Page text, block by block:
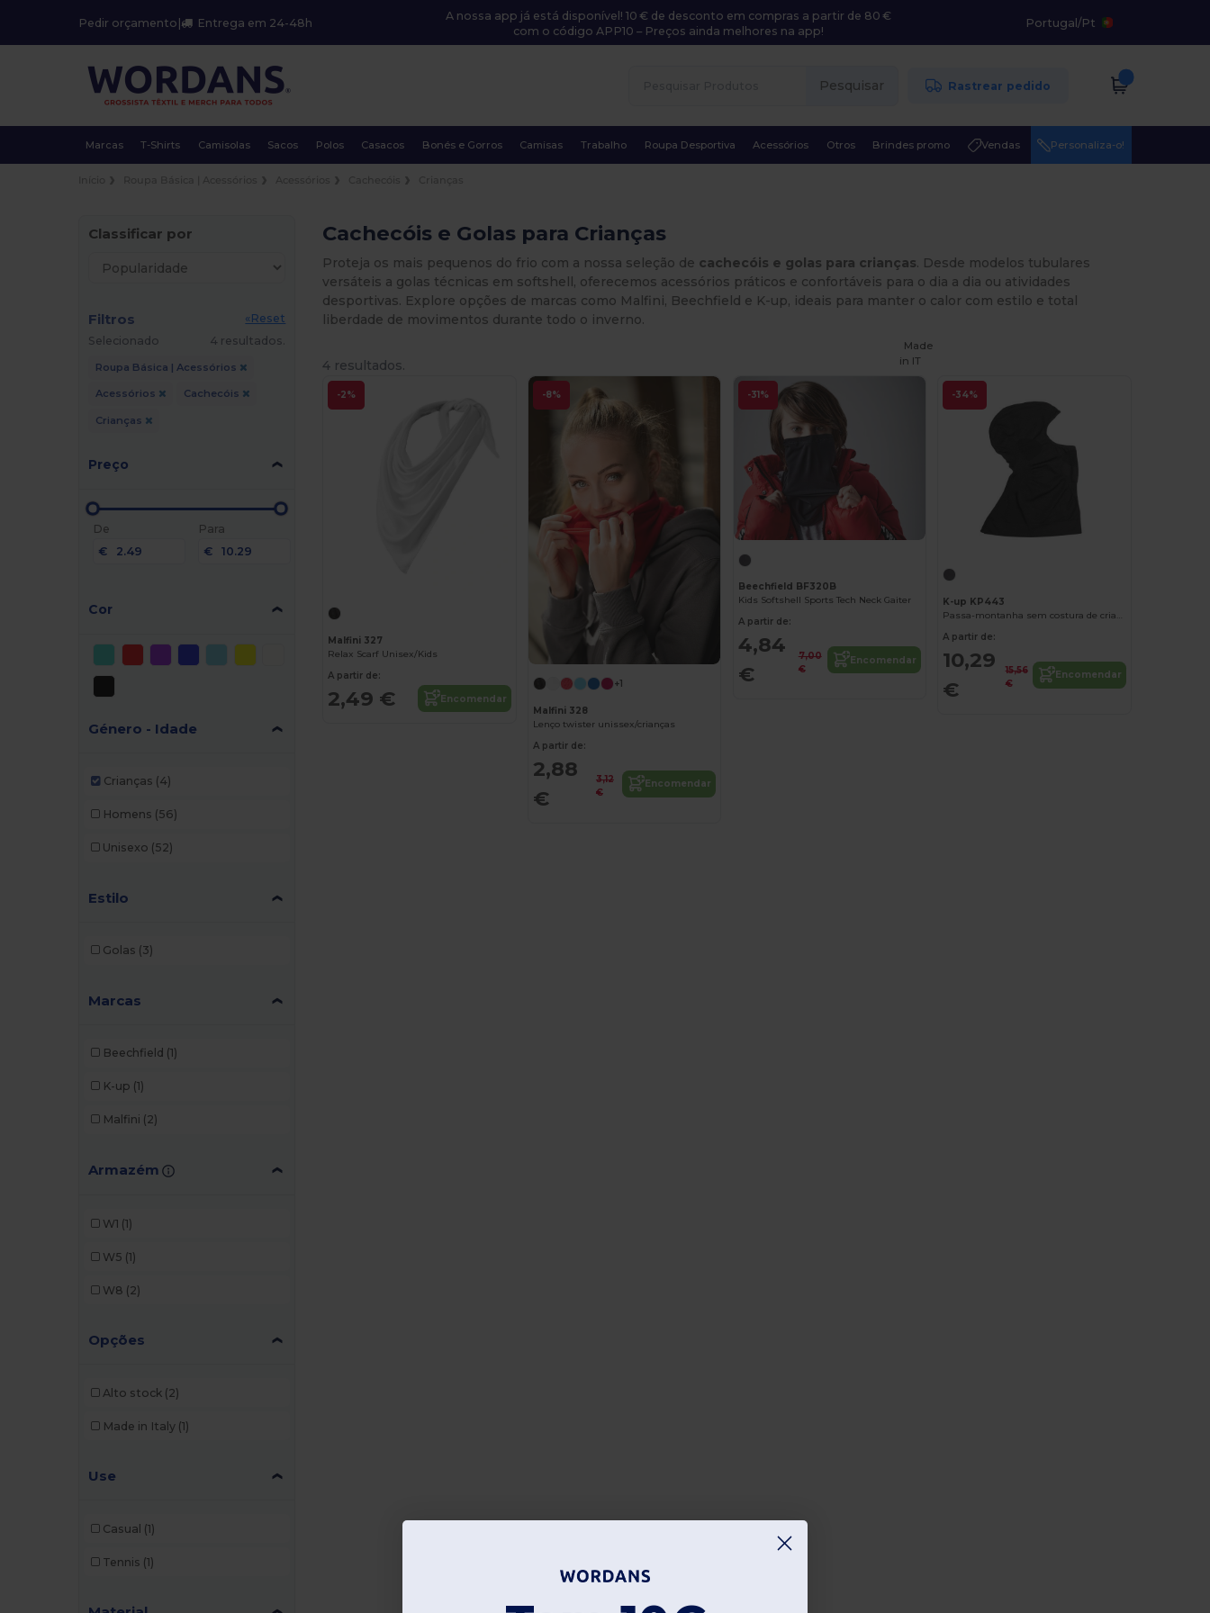
Pedir orçamento | Entrega em 24-48h
A nossa app já está disponível! 10 € de desconto em compras a partir de 80 €
com o código APP10 – Preços ainda melhores na app!
Portugal/Pt
Pesquisar Rastrear pedido
Marcas T-Shirts Camisolas Sacos Polos Casacos Bonés e Gorros Camisas Trabalho Roupa Desportiva Acessórios Otros Brindes promo Vendas Personaliza-o!
Classificar por
Filtros
«Reset
Selecionado
4 resultados.
Roupa Básica | Acessórios
Acessórios Cachecóis
Crianças
Preço
De
€
Para
€
Cor
Género - Idade
Crianças (4)
Homens (56)
Unisexo (52)
Estilo
Golas (3)
Marcas
Beechfield (1)
K-up (1)
Malfini (2)
Armazém
W1 (1)
W5 (1)
W8 (2)
Opções
Alto stock (2)
Made in Italy (1)
Use
Casual (1)
Tennis (1)
Cachecóis e Golas para Crianças
Proteja os mais pequenos do frio com a nossa seleção de cachecóis e golas para crianças. Desde modelos tubulares
versáteis a golas técnicas em softshell, oferecemos acessórios práticos e confortáveis para o dia a dia ou atividades
desportivas. Explore opções de marcas como Malfini, Beechfield e K-up, ideais para manter o calor com estilo e total
liberdade de movimentos durante todo o inverno.
4 resultados.
-2%
Malfini 327
Relax Scarf Unisex/Kids
A partir de:
2,49 € Encomendar
-8%
+1
Malfini 328
Lenço twister unissex/crianças
A partir de:
2,88
€
3,12
€
Encomendar
-31%
Beechfield BF320B
Kids Softshell Sports Tech Neck Gaiter
A partir de:
4,84
€
7,00
€
Encomendar
-34%
Made
in IT
K-up KP443
Passa-montanha sem costura de criança
A partir de:
10,29
€
15,56
€
Encomendar